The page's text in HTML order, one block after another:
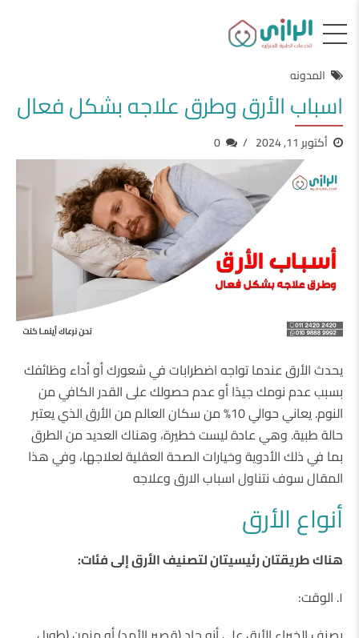
المدونه
اسباب الأرق وطرق علاجه بشكل فعال
أكتوبر 11, 2024 0
يحدث الأرق عندما تواجه اضطرابات في شعورك أو أداء وظائفك
بسبب عدم نومك جيدًا أو عدم حصولك على القدر الكافي من
النوم. يعاني حوالي 10% من سكان العالم من الأرق الذي يعتبر
حالة طبية. وهي عادة ليست خطيرة، وهناك العديد من الطرق
بما في ذلك الأدوية وخيارات الصحة العقلية لعلاجها، وفي هذا
المقال سوف نتناول اسباب الارق وعلاجه
أنواع الأرق
هناك طريقتان رئيسيتان لتصنيف الأرق إلى فئات:
١. الوقت: